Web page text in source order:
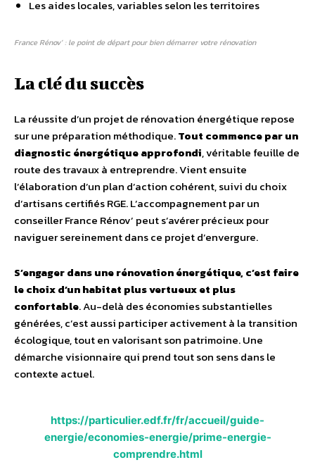
Les aides locales, variables selon les territoires
France Rénov’ : le point de départ pour bien démarrer votre rénovation
La clé du succès
La réussite d’un projet de rénovation énergétique repose
sur une préparation méthodique.Tout commence par un
diagnostic énergétique approfondi, véritable feuille de
route des travaux à entreprendre. Vient ensuite
l’élaboration d’un plan d’action cohérent, suivi du choix
d’artisans certifiés RGE. L’accompagnement par un
conseiller France Rénov’ peut s’avérer précieux pour
naviguer sereinement dans ce projet d’envergure.
S’engager dans une rénovation énergétique, c’est faire
le choix d’un habitat plus vertueux et plus
confortable. Au-delà des économies substantielles
générées, c’est aussi participer activement à la transition
écologique, tout en valorisant son patrimoine. Une
démarche visionnaire qui prend tout son sens dans le
contexte actuel.
https://particulier.edf.fr/fr/accueil/guide-
energie/economies-energie/prime-energie-
comprendre.html